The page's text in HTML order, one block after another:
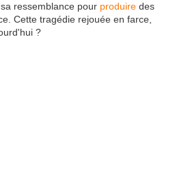
ressemblance pour produire des
Cette tragédie rejouée en farce,
?